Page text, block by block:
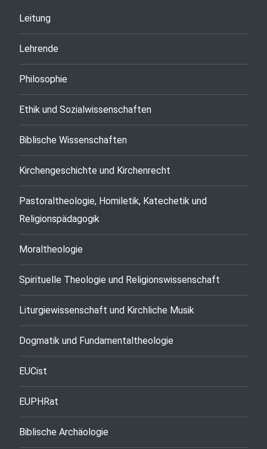
Leitung
Lehrende
Philosophie
Ethik und Sozialwissenschaften
Biblische Wissenschaften
Kirchengeschichte und Kirchenrecht
Pastoraltheologie, Homiletik, Katechetik und
Religionspädagogik
Moraltheologie
Spirituelle Theologie und Religionswissenschaft
Liturgiewissenschaft und Kirchliche Musik
Dogmatik und Fundamentaltheologie
EUCist
EUPHRat
Biblische Archäologie